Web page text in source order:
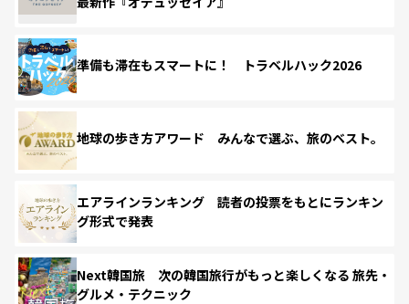
準備も滞在もスマートに！ トラベルハック2026
地球の歩き方アワード みんなで選ぶ、旅のベスト。
エアラインランキング 読者の投票をもとにランキン
グ形式で発表
Next韓国旅 次の韓国旅行がもっと楽しくなる 旅先・
グルメ・テクニック